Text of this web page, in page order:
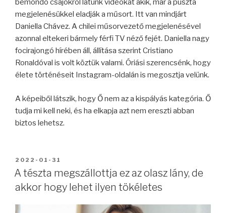
bemondó csajokról látunk videókat akik, már a puszta
megjelenésükkel eladják a műsort. Itt van mindjárt
Daniella Chávez. A chilei műsorvezető megjelenésével
azonnal eltekeri bármely férfi TV néző fejét. Daniella nagy
focirajongó hírében áll, állítása szerint Cristiano
Ronaldóval is volt köztük valami. Óriási szerencsénk, hogy
élete történéseit Instagram-oldalán is megosztja velünk.
A képeiből látszik, hogy Ő nem az a kispályás kategória. Ő
tudja mi kell neki, és ha elkapja azt nem ereszti abban
biztos lehetsz.
BEKÜLDVE:
2022-01-31
A tészta megszállottja ez az olasz lány, de
akkor hogy lehet ilyen tökéletes